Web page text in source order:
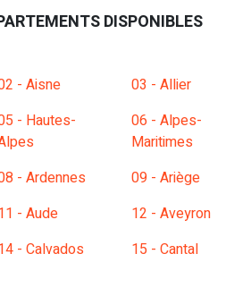
DISPONIBLES
- Aisne
03 - Allier
- Hautes-
06 - Alpes-
Maritimes
- Ardennes
09 - Ariège
- Aude
12 - Aveyron
- Calvados 15 - Cantal